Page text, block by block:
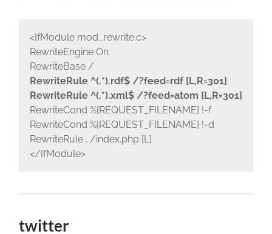
<IfModule mod_rewrite.c>
RewriteEngine On
RewriteBase /
RewriteRule ^(.*).rdf$ /?feed=rdf [L,R=301]
RewriteRule ^(.*).xml$ /?feed=atom [L,R=301]
RewriteCond %{REQUEST_FILENAME} !-f
RewriteCond %{REQUEST_FILENAME} !-d
RewriteRule . /index.php [L]
</IfModule>
twitter